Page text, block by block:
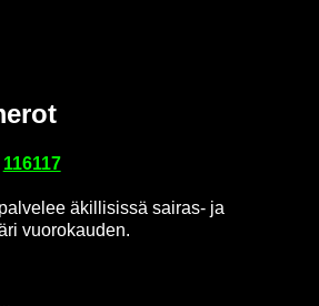
116117
äkil­li­sis­sä sairas-​ ja
vuo­ro­kau­den.